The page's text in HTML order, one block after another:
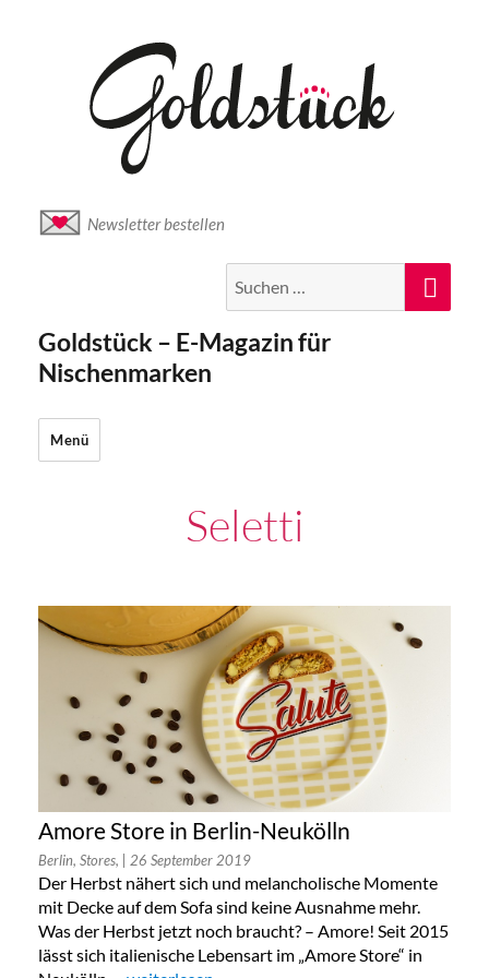
Newsletter bestellen
nach:
Goldstück – E-Magazin für
Nischenmarken
Menü
Seletti
Amore Store in Berlin-Neukölln
Berlin, Stores, | 26 September 2019
Der Herbst nähert sich und melancholische Momente
mit Decke auf dem Sofa sind keine Ausnahme mehr.
Was der Herbst jetzt noch braucht? – Amore! Seit 2015
lässt sich italienische Lebensart im „Amore Store“ in